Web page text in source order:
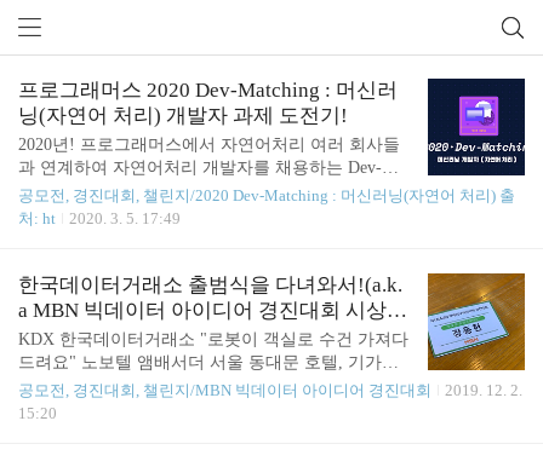
공모전, 경진대회, 챌린지 (4)
프로그래머스 2020 Dev-Matching : 머신러
닝(자연어 처리) 개발자 과제 도전기!
2020년! 프로그래머스에서 자연어처리 여러 회사들
과 연계하여 자연어처리 개발자를 채용하는 Dev-Mat
ching 챌린지가 열렸습니다. 마침 멀티캠퍼스 자연어
처리 과정을 마치고 쿠팡 상차 아르바이트를 하며 취
5개 회사 서류 접수 -> 사전 과제 -> 코딩테스트 ( 과
제 통과 인원들 ) -> 지원한 회사 중 합격한 회사 면접
순으로 일정이 진행되었습니다. 먼저 서류를 제출하
고 과제를 열심히 기다렸습니다. 2월 1일! 드디어 과
제가 오픈되었습니다. 과제의 내용은 해시코드라는
개발 관련 질문과 답변이 올라오는 홈페이지의 질문
글을 자동으로 분류할 수 있는 모델을 만드는 것이었
공모전, 경진대회, 챌린지/2020 Dev-Matching : 머신러닝(자연어 처리) 출
처: ht
2020. 3. 5. 17:49
한국데이터거래소 출범식을 다녀와서!(a.k.
a MBN 빅데이터 아이디어 경진대회 시상
식)
KDX 한국데이터거래소 "로봇이 객실로 수건 가져다
드려요" 노보텔 앰배서더 서울 동대문 호텔, 기가지
니 호텔 로봇 `엔봇` 도입 "호텔 로봇이 도착했습니
다. 객실 앞 로봇에서 물품을 5분 이내에 가져가주세
공모전, 경진대회, 챌린지/MBN 빅데이터 아이디어 경진대회
2019. 12. 2.
15:20